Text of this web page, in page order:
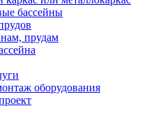
бассейны
прудам
оборудования